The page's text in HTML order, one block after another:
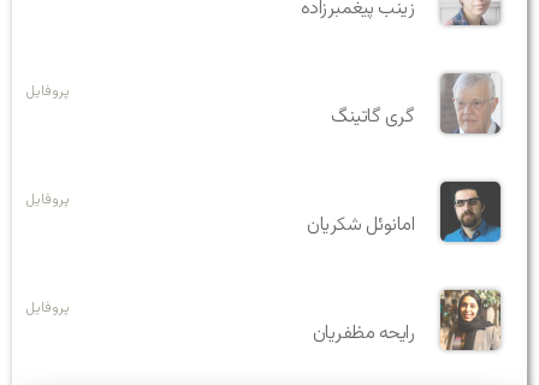
زینب پیغمبرزاده
پروفایل
گری گاتینگ
پروفایل
امانوئل شکریان
پروفایل
رایحه مظفریان